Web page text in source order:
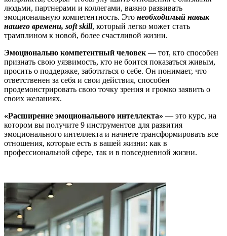
людьми, партнерами и коллегами, важно развивать
эмоциональную компетентность. Это необходимый навык
нашего времени, soft skill, который легко может стать
трамплином к новой, более счастливой жизни.
Эмоционально компетентный человек — тот, кто способен
признать свою уязвимость, кто не боится показаться живым,
просить о поддержке, заботиться о себе. Он понимает, что
ответственен за себя и свои действия, способен
продемонстрировать свою точку зрения и громко заявить о
своих желаниях.
«Расширение эмоционального интеллекта» — это курс, на
котором вы получите 9 инструментов для развития
эмоционального интеллекта и начнете трансформировать все
отношения, которые есть в вашей жизни: как в
профессиональной сфере, так и в повседневной жизни.